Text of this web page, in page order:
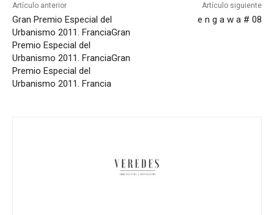
Artículo anterior
Gran Premio Especial del
Urbanismo 2011. FranciaGran
Premio Especial del
Urbanismo 2011. FranciaGran
Premio Especial del
Urbanismo 2011. Francia
Artículo siguiente
e n g a w a # 08